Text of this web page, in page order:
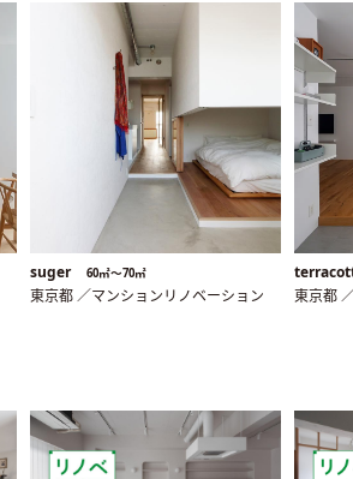
suger 60㎡〜70㎡
東京都 ／マンションリノベーション 東京都